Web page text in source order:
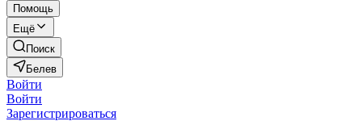
Помощь
Ещё
Поиск
Белев
Войти
Войти
Зарегистрироваться